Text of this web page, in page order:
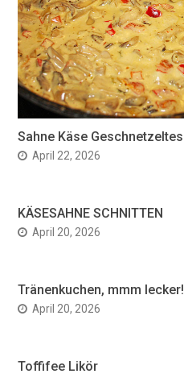
Sahne Käse Geschnetzeltes
April 22, 2026
KÄSESAHNE SCHNITTEN
April 20, 2026
Tränenkuchen, mmm lecker!
April 20, 2026
Toffifee Likör